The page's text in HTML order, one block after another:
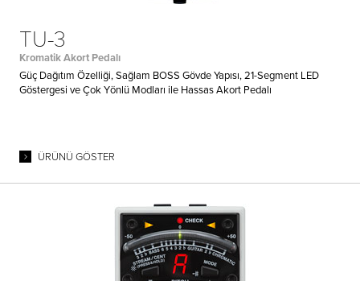
TU-3
Kromatik Akort Pedalı
Güç Dağıtım Özelliği, Sağlam BOSS Gövde Yapısı, 21-Segment LED
Göstergesi ve Çok Yönlü Modları ile Hassas Akort Pedalı
ÜRÜNÜ GÖSTER